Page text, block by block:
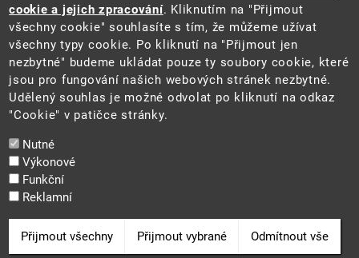
Web
Aktuality
Ochrana osobních údajů
Prohlášení o přístupnosti
Zásady používání cookies
Mapa webu
Cookie
cookie a jejich zpracování. Kliknutím na "Přijmout
všechny cookie" souhlasíte s tím, že můžeme užívat
všechny typy cookie. Po kliknutí na "Přijmout jen
nezbytné" budeme ukládat pouze ty soubory cookie, které
jsou pro fungování našich webových stránek nezbytné.
Udělený souhlas je možné odvolat po kliknutí na odkaz
"Cookie" v patičce stránky.
Nutné
Výkonové
Funkční
Reklamní
Přijmout všechny Přijmout vybrané Odmítnout vše